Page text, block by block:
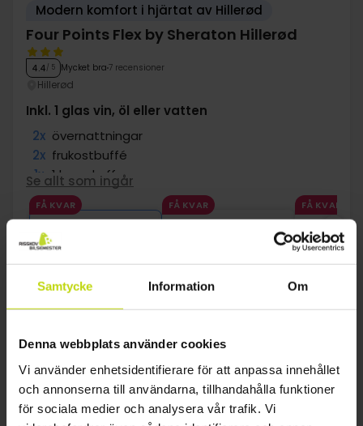
Samtycke Information Om
Denna webbplats använder cookies
Vi använder enhetsidentifierare för att anpassa innehållet
och annonserna till användarna, tillhandahålla funktioner
för sociala medier och analysera vår trafik. Vi
Modern komfort i hjärtat av Hillerød
Four Points Flex by Sheraton Hillerød
4.4/ 5 Mycket bra 7 recensioner
Hillerød
Inkl. 1 glas vin, öl eller vatten
2x övernattningar
2x frukostbuffé
1x 1 kopp kaffe
1x 1 glas vin/öl/vatten
∞ Gratis internet
Se allt som ingår
FÅ KVAR FÅ KVAR
Totalt 3078:-
FÅ KVAR
FAQ